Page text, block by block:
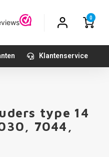
0
Klantenservice
type 14
7044,